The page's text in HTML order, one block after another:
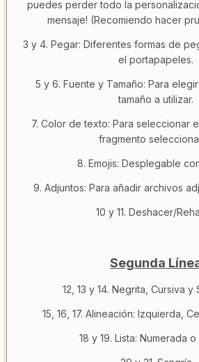
puedes perder todo la
mensaje! (Recomiendo hacer
3 y 4. Pegar: Diferentes formas de
el portapapeles.
5 y 6. Fuente y Tamaño: Para
tamaño a utilizar.
7. Color de texto: Para seleccionar
fragmento
8. Emojis: Desplegable
9. Adjuntos: Para añadir archivos
10 y 11. Deshacer/
Segunda
12, 13 y 14. Negrita, Cursiva y
15, 16, 17. Alineación: Izquierda,
18 y 19. Lista: Numerada